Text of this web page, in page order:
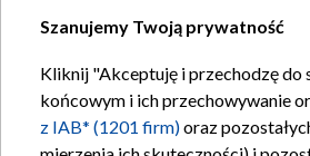
Szanujemy Twoją prywatność
Kliknij "Akceptuję i przechodzę do
końcowym i ich przechowywanie
z IAB* (1201 firm)oraz